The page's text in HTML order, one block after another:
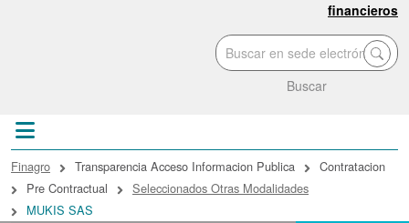
financieros
Buscar
enlaces de ayuda a la
Finagro Transparencia Acceso Informacion Publica
Contratacion
Pre Contractual
Seleccionados Otras Modalidades
MUKIS SAS